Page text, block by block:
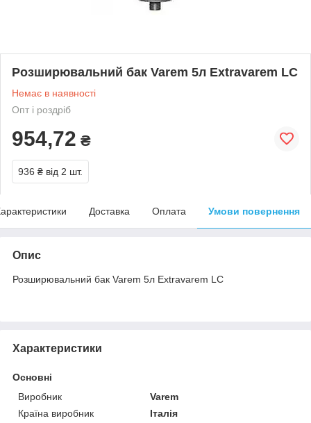
Розширювальний бак Varem 5л Extravarem LC
Немає в наявності
Опт і роздріб
954,72 ₴
936 ₴ від 2 шт.
Доставка Оплата Умови повернення
Опис
Розширювальний бак Varem 5л Extravarem LC
Характеристики
Основні
Виробник
Varem
Країна виробник
Італія